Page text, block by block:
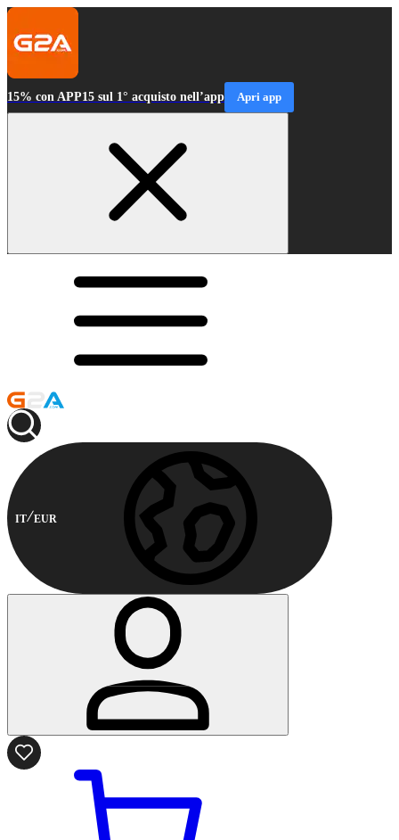
15% con APP15 sul 1° acquisto nell’app Apri app
IT EUR